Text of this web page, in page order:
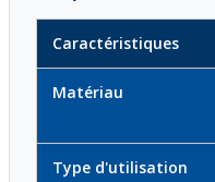
Caractéristiques
Matériau
Type d'utilisation